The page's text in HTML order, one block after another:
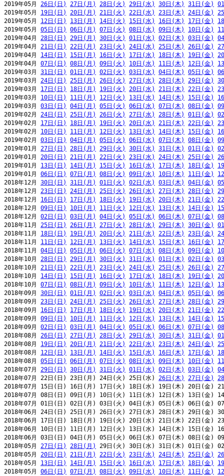
2019年05月 26日(日) 27日(月) 28日(火) 29日(水) 30日(木) 31日(金)
2019年05月 19日(日) 20日(月) 21日(火) 22日(水) 23日(木) 24日(金)
2019年05月 12日(日) 13日(月) 14日(火) 15日(水) 16日(木) 17日(金)
2019年05月 05日(日) 06日(月) 07日(火) 08日(水) 09日(木) 10日(金)
2019年04月 28日(日) 29日(月) 30日(火) 01日(水) 02日(木) 03日(金)
2019年04月 21日(日) 22日(月) 23日(火) 24日(水) 25日(木) 26日(金)
2019年04月 14日(日) 15日(月) 16日(火) 17日(水) 18日(木) 19日(金)
2019年04月 07日(日) 08日(月) 09日(火) 10日(水) 11日(木) 12日(金)
2019年03月 31日(日) 01日(月) 02日(火) 03日(水) 04日(木) 05日(金)
2019年03月 24日(日) 25日(月) 26日(火) 27日(水) 28日(木) 29日(金)
2019年03月 17日(日) 18日(月) 19日(火) 20日(水) 21日(木) 22日(金)
2019年03月 10日(日) 11日(月) 12日(火) 13日(水) 14日(木) 15日(金)
2019年03月 03日(日) 04日(月) 05日(火) 06日(水) 07日(木) 08日(金)
2019年02月 24日(日) 25日(月) 26日(火) 27日(水) 28日(木) 01日(金)
2019年02月 17日(日) 18日(月) 19日(火) 20日(水) 21日(木) 22日(金)
2019年02月 10日(日) 11日(月) 12日(火) 13日(水) 14日(木) 15日(金)
2019年02月 03日(日) 04日(月) 05日(火) 06日(水) 07日(木) 08日(金)
2019年01月 27日(日) 28日(月) 29日(火) 30日(水) 31日(木) 01日(金)
2019年01月 20日(日) 21日(月) 22日(火) 23日(水) 24日(木) 25日(金)
2019年01月 13日(日) 14日(月) 15日(火) 16日(水) 17日(木) 18日(金)
2019年01月 06日(日) 07日(月) 08日(火) 09日(水) 10日(木) 11日(金)
2018年12月 30日(日) 31日(月) 01日(火) 02日(水) 03日(木) 04日(金)
2018年12月 23日(日) 24日(月) 25日(火) 26日(水) 27日(木) 28日(金)
2018年12月 16日(日) 17日(月) 18日(火) 19日(水) 20日(木) 21日(金)
2018年12月 09日(日) 10日(月) 11日(火) 12日(水) 13日(木) 14日(金)
2018年12月 02日(日) 03日(月) 04日(火) 05日(水) 06日(木) 07日(金)
2018年11月 25日(日) 26日(月) 27日(火) 28日(水) 29日(木) 30日(金)
2018年11月 18日(日) 19日(月) 20日(火) 21日(水) 22日(木) 23日(金)
2018年11月 11日(日) 12日(月) 13日(火) 14日(水) 15日(木) 16日(金)
2018年11月 04日(日) 05日(月) 06日(火) 07日(水) 08日(木) 09日(金)
2018年10月 28日(日) 29日(月) 30日(火) 31日(水) 01日(木) 02日(金)
2018年10月 21日(日) 22日(月) 23日(火) 24日(水) 25日(木) 26日(金)
2018年10月 14日(日) 15日(月) 16日(火) 17日(水) 18日(木) 19日(金)
2018年10月 07日(日) 08日(月) 09日(火) 10日(水) 11日(木) 12日(金)
2018年09月 30日(日) 01日(月) 02日(火) 03日(水) 04日(木) 05日(金)
2018年09月 23日(日) 24日(月) 25日(火) 26日(水) 27日(木) 28日(金)
2018年09月 16日(日) 17日(月) 18日(火) 19日(水) 20日(木) 21日(金)
2018年09月 09日(日) 10日(月) 11日(火) 12日(水) 13日(木) 14日(金)
2018年09月 02日(日) 03日(月) 04日(火) 05日(水) 06日(木) 07日(金)
2018年08月 26日(日) 27日(月) 28日(火) 29日(水) 30日(木) 31日(金)
2018年08月 19日(日) 20日(月) 21日(火) 22日(水) 23日(木) 24日(金)
2018年08月 12日(日) 13日(月) 14日(火) 15日(水) 16日(木) 17日(金)
2018年08月 05日(日) 06日(月) 07日(火) 08日(水) 09日(木) 10日(金)
2018年07月 29日(日) 30日(月) 31日(火) 01日(水) 02日(木) 03日(金)
2018年07月 22日(日) 23日(月) 24日(火) 25日(水) 26日(木) 27日(金)
2018年07月 15日(日) 16日(月) 17日(火) 18日(水) 19日(木) 20日(金)
2018年07月 08日(日) 09日(月) 10日(火) 11日(水) 12日(木) 13日(金)
2018年07月 01日(日) 02日(月) 03日(火) 04日(水) 05日(木) 06日(金)
2018年06月 24日(日) 25日(月) 26日(火) 27日(水) 28日(木) 29日(金)
2018年06月 17日(日) 18日(月) 19日(火) 20日(水) 21日(木) 22日(金)
2018年06月 10日(日) 11日(月) 12日(火) 13日(水) 14日(木) 15日(金)
2018年06月 03日(日) 04日(月) 05日(火) 06日(水) 07日(木) 08日(金)
2018年05月 27日(日) 28日(月)
29日(火) 30日(水) 31日(木) 01日(金)
2018年05月 20日(日) 21日(月) 22日(火) 23日(水) 24日(木) 25日(金)
2018年05月 13日(日) 14日(月) 15日(火) 16日(水) 17日(木) 18日(金)
2018年05月 06日(日) 07日(月) 08日(火) 09日(水) 10日(木) 11日(金)